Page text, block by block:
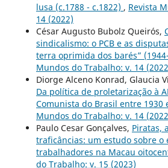
lusa (c.1788 - c.1822) , Revista
14 (2022)
César Augusto Bubolz Queirós,
sindicalismo: o PCB e as
terra oprimida dos barés”
Mundos do Trabalho: v. 14
Diorge Alceno Konrad, Glaucia
Da política de proletarização à
Comunista do Brasil entre 1930
Mundos do Trabalho: v. 14
Paulo Cesar Gonçalves, Piratas,
traficâncias: um estudo sobre o
trabalhadores na Macau
do Trabalho: v. 15 (2023)